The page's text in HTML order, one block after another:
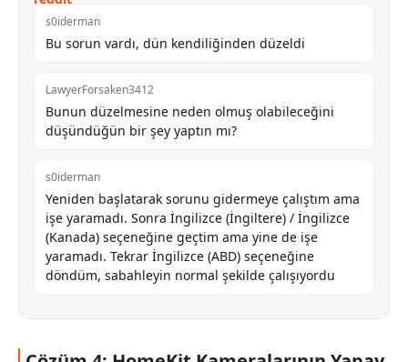
s0iderman
Bu sorun vardı, dün kendiliğinden düzeldi
LawyerForsaken3412
Bunun düzelmesine neden olmuş olabileceğini
düşündüğün bir şey yaptın mı?
s0iderman
Yeniden başlatarak sorunu gidermeye çalıştım ama
işe yaramadı. Sonra İngilizce (İngiltere) / İngilizce
(Kanada) seçeneğine geçtim ama yine de işe
yaramadı. Tekrar İngilizce (ABD) seçeneğine
döndüm, sabahleyin normal şekilde çalışıyordu